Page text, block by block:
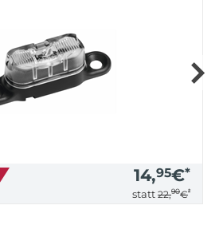
14,95€*
statt 22,90€*